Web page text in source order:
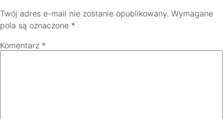
Twój adres e-mail nie zostanie opublikowany. Wymagane
pola są oznaczone *
Komentarz *